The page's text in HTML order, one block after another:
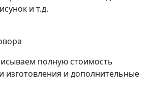
и т.д.
полную стоимость
изготовления и дополнительные